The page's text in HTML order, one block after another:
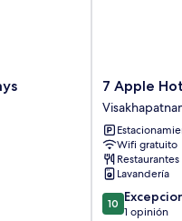
7
Apple
Hotel
Vizag
Visakhapatnam
7 Apple
Wifi gratuito
Restaurantes
Lavandería
10.0
de
10
1 opinión